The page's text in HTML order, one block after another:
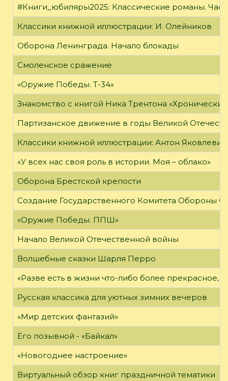
#Книги_юбиляры2025: Классические романы.
Классики книжной иллюстрации: И. Олейников
Оборона Ленинграда. Начало блокады
Смоленское сражение
«Оружие Победы. Т-34»
Знакомство с книгой Ника Трентона
Партизанское движение в годы Великой
Классики книжной иллюстрации: Антон
«У всех нас своя роль в истории. Моя – облако»
Оборона Брестской крепости
Создание Государственного Комитета Обороны
«Оружие Победы. ППШ»
Начало Великой Отечественной войны
Волшебные сказки Шарля Перро
«Разве есть в жизни что-либо более прекрасное,
Русская классика для уютных зимних вечеров
«Мир детских фантазий»
Его позывной - «Байкал»
«Новогоднее настроение»
Виртуальный обзор книг праздничной тематики